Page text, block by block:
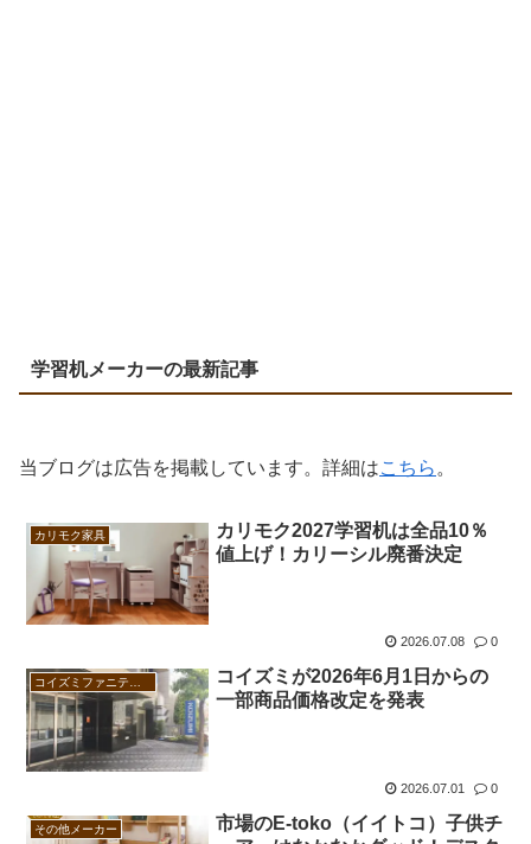
学習机メーカーの最新記事
当ブログは広告を掲載しています。詳細はこちら 。
カリモク家具
カリモク2027学習机は全品10％
値上げ！カリーシル廃番決定
2026.07.08 0
コイズミが2026年6月1日からの
一部商品価格改定を発表
2026.07.01 0
その他メーカー
市場のE-toko（イイトコ）子供チ